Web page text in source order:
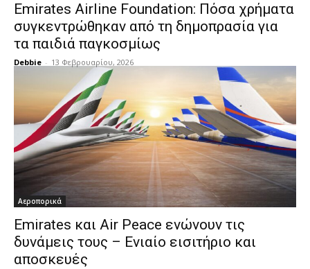
Emirates Airline Foundation: Πόσα χρήματα
συγκεντρώθηκαν από τη δημοπρασία για
τα παιδιά παγκοσμίως
Debbie - 13 Φεβρουαρίου, 2026
Αεροπορικά
Emirates και Air Peace ενώνουν τις
δυνάμεις τους – Ενιαίο εισιτήριο και
αποσκευές